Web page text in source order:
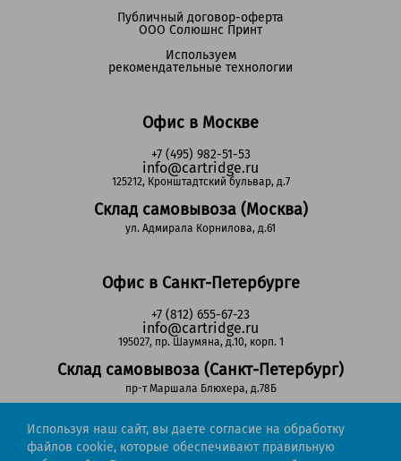
Офис в Москве
+7 (495) 982-51-53
info@cartridge.ru
125212, Кронштадтский бульвар, д.7
Склад самовывоза (Москва)
ул. Адмирала Корнилова, д.61
Офис в Санкт-Петербурге
+7 (812) 655-67-23
info@cartridge.ru
195027, пр. Шаумяна, д.10, корп. 1
Склад самовывоза (Санкт-Петербург)
пр-т Маршала Блюхера, д.78Б
Регионы РФ
Публичный договор-оферта
ООО Солюшнс Принт
Используем
рекомендательные технологии
Используя наш сайт, вы даете согласие на обработку
файлов cookie, которые обеспечивают правильную